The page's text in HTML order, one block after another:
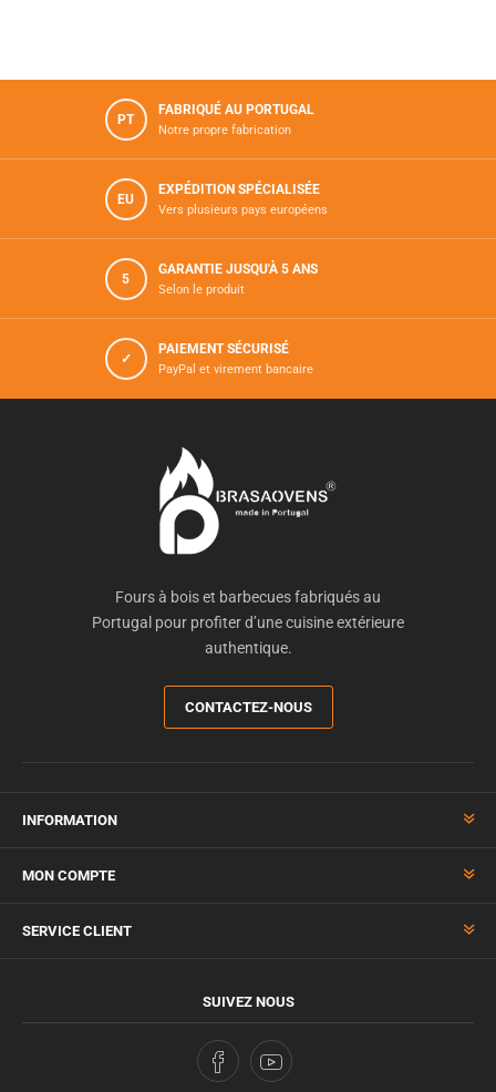
PT
FABRIQUÉ AU PORTUGAL
Notre propre fabrication
EU
EXPÉDITION SPÉCIALISÉE
Vers plusieurs pays européens
5
GARANTIE JUSQU'À 5 ANS
Selon le produit
✓
PAIEMENT SÉCURISÉ
PayPal et virement bancaire
Fours à bois et barbecues fabriqués au
Portugal pour profiter d’une cuisine extérieure
authentique.
CONTACTEZ-NOUS
INFORMATION
MON COMPTE
SERVICE CLIENT
SUIVEZ NOUS